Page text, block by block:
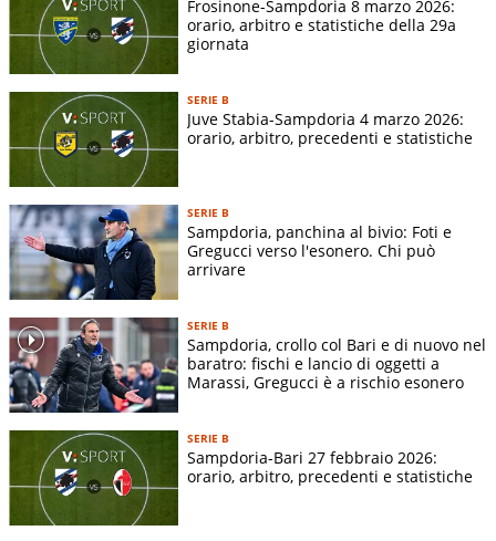
Capienza Stadio:
36685
Indirizzo stadio:-
Dimensioni terreno di gioco: -
STORIA SQUADRA
Colori della maglia della Sampdoria:Tinta unita azzurra
cinta da una fascia biancorossonera.
I colori derivano da quelle dei due club che hanno
originato la Samp: il biancorossonero della
Sampierdarenese e il biancoazzurro dell'Andrea Doria
Soprannomi della Sampdoria:La Samp, I Blucerchiati, Il
Doria
Rivalità più forti:Genoa, Torino, Napoli e Bologna
La Storia della Sampdoria
Chi ha fondato la Sampdoria
L'odiernaUnione Calcio Sampdoria
Frosinone-Sampdoria 8 marzo 2026:
orario, arbitro e statistiche della 29a
giornata
SERIE B
Juve Stabia-Sampdoria 4 marzo 2026:
orario, arbitro, precedenti e statistiche
SERIE B
Sampdoria, panchina al bivio: Foti e
Gregucci verso l'esonero. Chi può
arrivare
SERIE B
Sampdoria, crollo col Bari e di nuovo nel
baratro: fischi e lancio di oggetti a
Marassi, Gregucci è a rischio esonero
SERIE B
Sampdoria-Bari 27 febbraio 2026:
orario, arbitro, precedenti e statistiche